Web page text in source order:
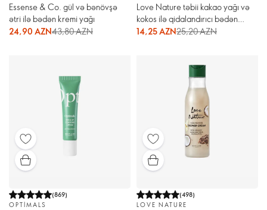
Essense & Co. gül və bənövşə
ətri ilə bədən kremi yağı
24,90 AZN43,80 AZN
Love Nature təbii kakao yağı və
kokos ilə qidalandırıcı bədən
kremi
14,25 AZN25,20 AZN
(869)
OPTIMALS
(498)
LOVE NATURE